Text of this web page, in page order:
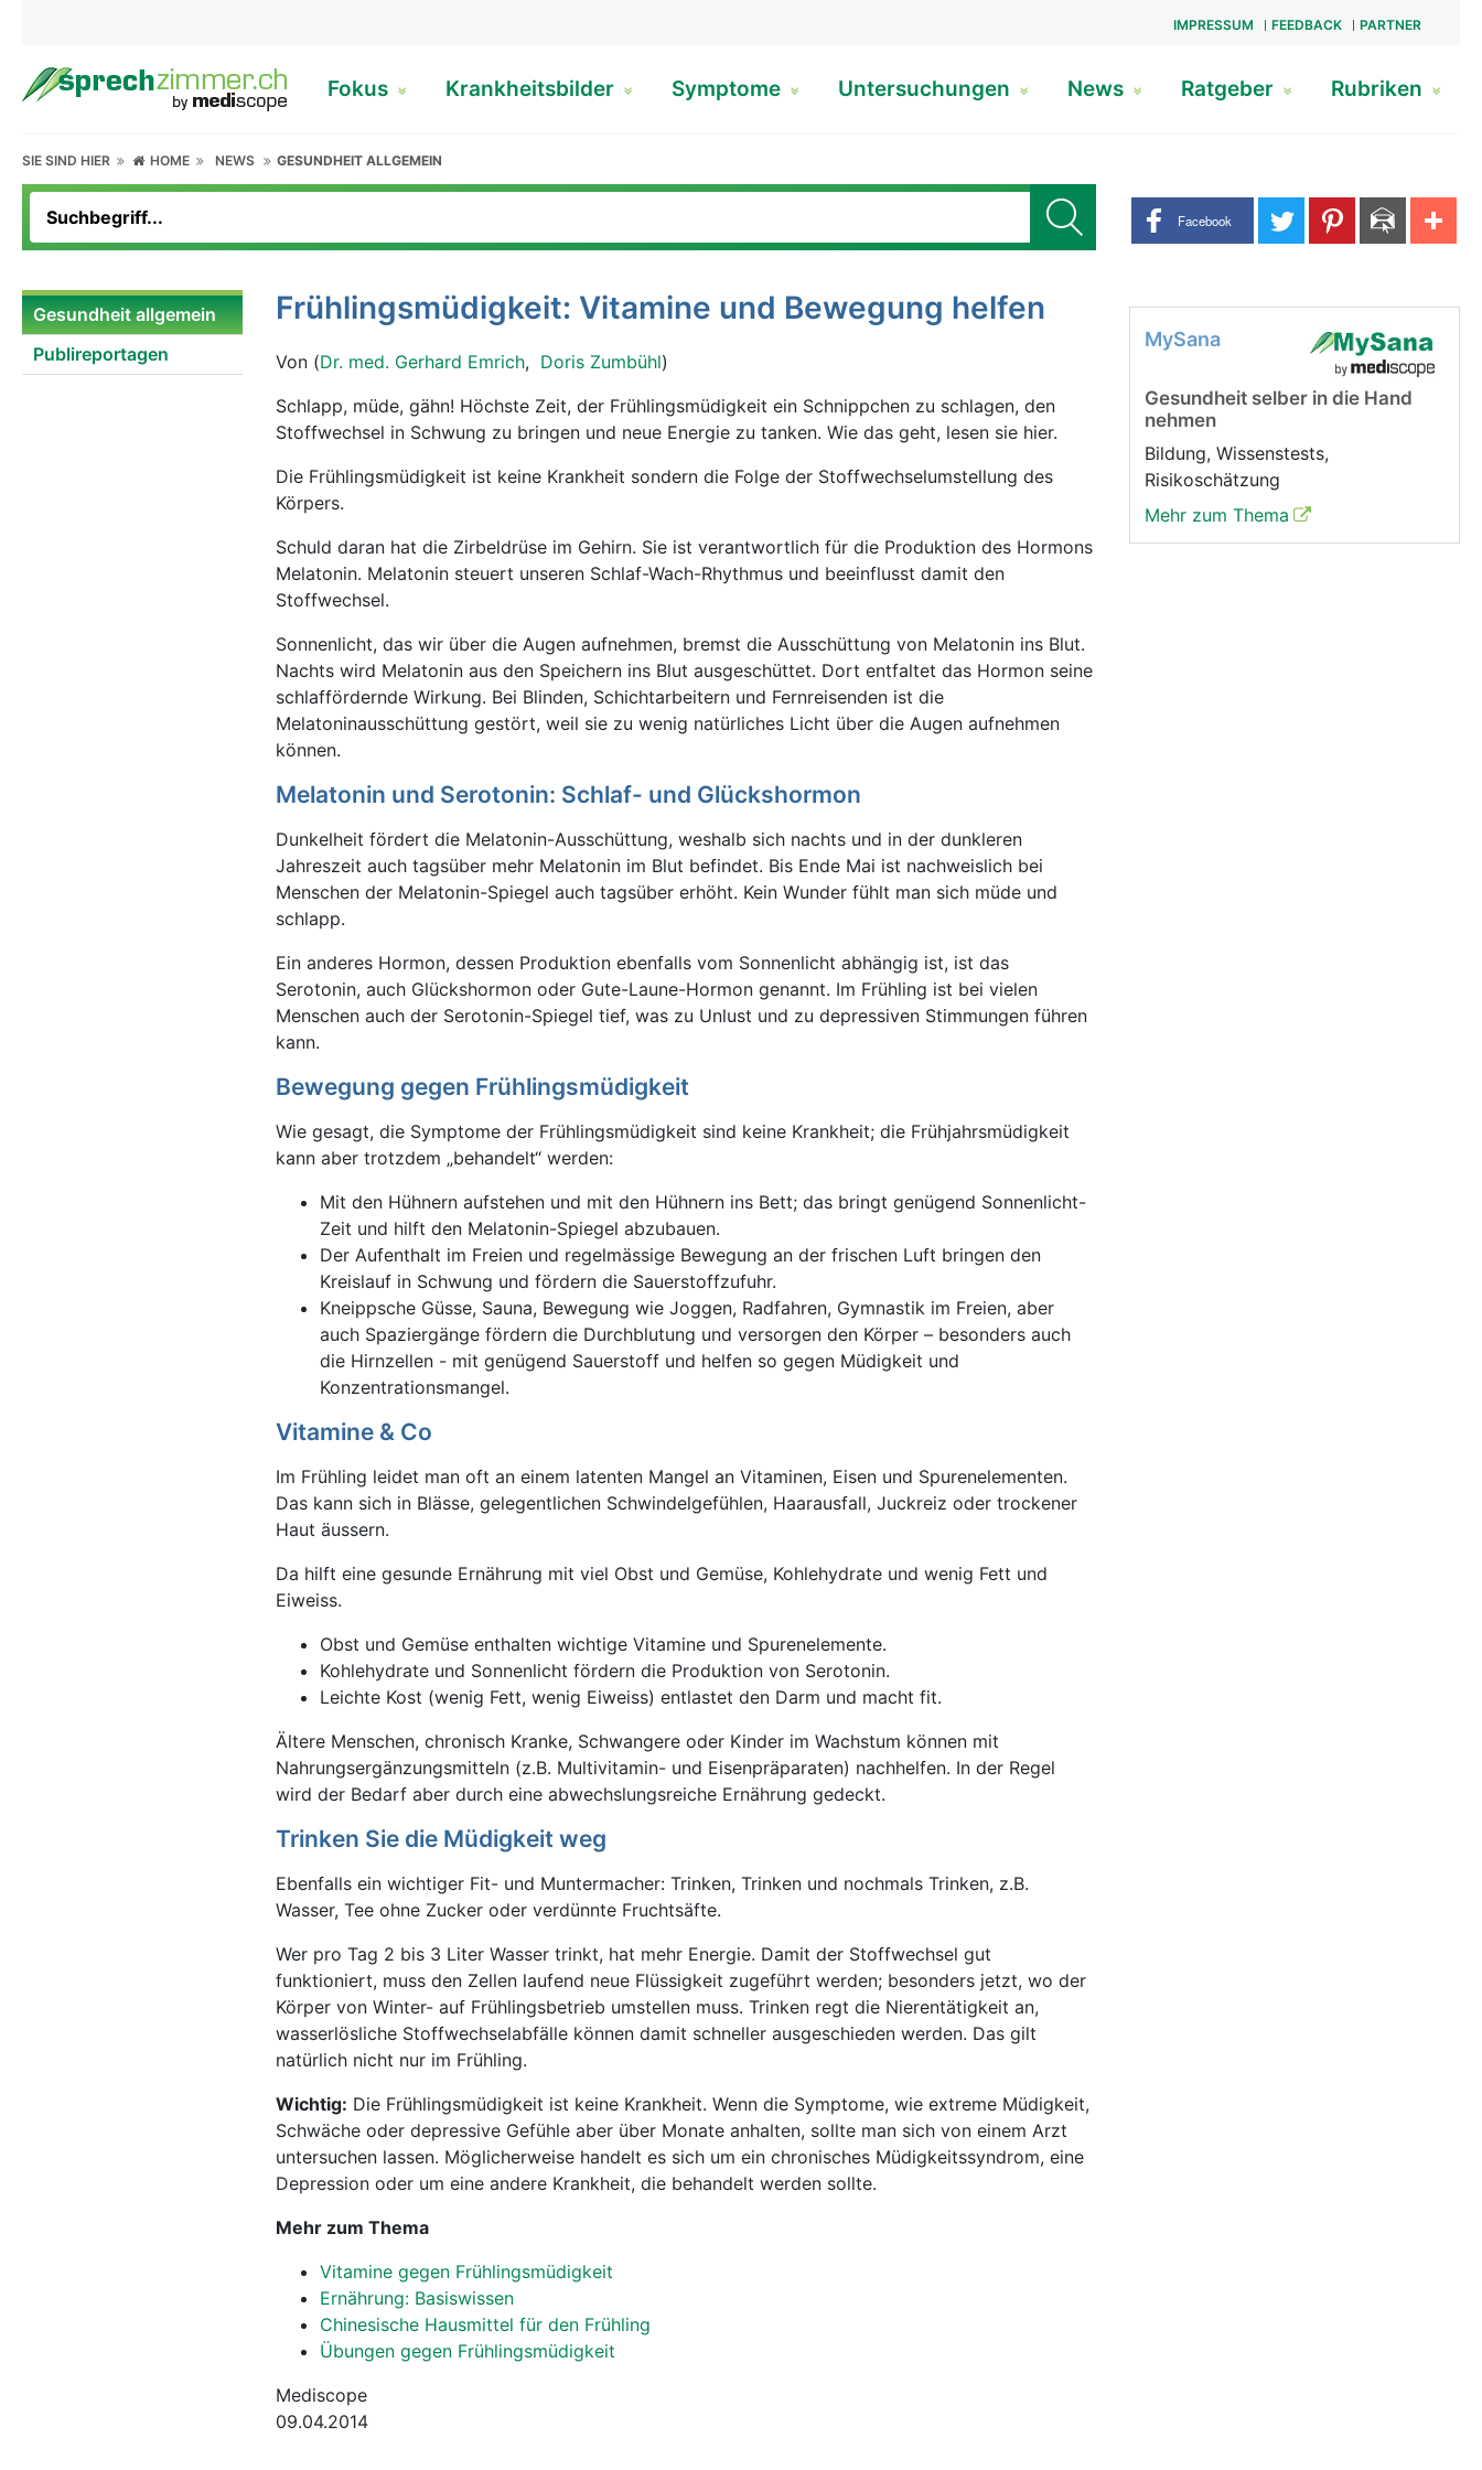
IMPRESSUM FEEDBACK PARTNER
Fokus Krankheitsbilder Symptome Untersuchungen News Ratgeber Rubriken
SIE SIND HIER HOME NEWS GESUNDHEIT ALLGEMEIN
Share buttons
Facebook
Gesundheit allgemein
Publireportagen
Frühlingsmüdigkeit: Vitamine und Bewegung helfen
Von (Dr. med. Gerhard Emrich, Doris Zumbühl)
Schlapp, müde, gähn! Höchste Zeit, der Frühlingsmüdigkeit ein Schnippchen zu schlagen, den
Stoffwechsel in Schwung zu bringen und neue Energie zu tanken. Wie das geht, lesen sie hier.
Die Frühlingsmüdigkeit ist keine Krankheit sondern die Folge der Stoffwechselumstellung des
Körpers.
Schuld daran hat die Zirbeldrüse im Gehirn. Sie ist verantwortlich für die Produktion des Hormons
Melatonin. Melatonin steuert unseren Schlaf-Wach-Rhythmus und beeinflusst damit den
Stoffwechsel.
Sonnenlicht, das wir über die Augen aufnehmen, bremst die Ausschüttung von Melatonin ins Blut.
Nachts wird Melatonin aus den Speichern ins Blut ausgeschüttet. Dort entfaltet das Hormon seine
schlaffördernde Wirkung. Bei Blinden, Schichtarbeitern und Fernreisenden ist die
Melatoninausschüttung gestört, weil sie zu wenig natürliches Licht über die Augen aufnehmen
können.
Melatonin und Serotonin: Schlaf- und Glückshormon
Dunkelheit fördert die Melatonin-Ausschüttung, weshalb sich nachts und in der dunkleren
Jahreszeit auch tagsüber mehr Melatonin im Blut befindet. Bis Ende Mai ist nachweislich bei
Menschen der Melatonin-Spiegel auch tagsüber erhöht. Kein Wunder fühlt man sich müde und
schlapp.
Ein anderes Hormon, dessen Produktion ebenfalls vom Sonnenlicht abhängig ist, ist das
Serotonin, auch Glückshormon oder Gute-Laune-Hormon genannt. Im Frühling ist bei vielen
Menschen auch der Serotonin-Spiegel tief, was zu Unlust und zu depressiven Stimmungen führen
kann.
Bewegung gegen Frühlingsmüdigkeit
Wie gesagt, die Symptome der Frühlingsmüdigkeit sind keine Krankheit; die Frühjahrsmüdigkeit
kann aber trotzdem „behandelt“ werden:
Mit den Hühnern aufstehen und mit den Hühnern ins Bett; das bringt genügend Sonnenlicht-
Zeit und hilft den Melatonin-Spiegel abzubauen.
Der Aufenthalt im Freien und regelmässige Bewegung an der frischen Luft bringen den
Kreislauf in Schwung und fördern die Sauerstoffzufuhr.
Kneippsche Güsse, Sauna, Bewegung wie Joggen, Radfahren, Gymnastik im Freien, aber
auch Spaziergänge fördern die Durchblutung und versorgen den Körper – besonders auch
die Hirnzellen - mit genügend Sauerstoff und helfen so gegen Müdigkeit und
Konzentrationsmangel.
Vitamine & Co
Im Frühling leidet man oft an einem latenten Mangel an Vitaminen, Eisen und Spurenelementen.
Das kann sich in Blässe, gelegentlichen Schwindelgefühlen, Haarausfall, Juckreiz oder trockener
Haut äussern.
Da hilft eine gesunde Ernährung mit viel Obst und Gemüse, Kohlehydrate und wenig Fett und
Eiweiss.
Obst und Gemüse enthalten wichtige Vitamine und Spurenelemente.
Kohlehydrate und Sonnenlicht fördern die Produktion von Serotonin.
Leichte Kost (wenig Fett, wenig Eiweiss) entlastet den Darm und macht fit.
Ältere Menschen, chronisch Kranke, Schwangere oder Kinder im Wachstum können mit
Nahrungsergänzungsmitteln (z.B. Multivitamin- und Eisenpräparaten) nachhelfen. In der Regel
wird der Bedarf aber durch eine abwechslungsreiche Ernährung gedeckt.
Trinken Sie die Müdigkeit weg
Ebenfalls ein wichtiger Fit- und Muntermacher: Trinken, Trinken und nochmals Trinken, z.B.
Wasser, Tee ohne Zucker oder verdünnte Fruchtsäfte.
Wer pro Tag 2 bis 3 Liter Wasser trinkt, hat mehr Energie. Damit der Stoffwechsel gut
funktioniert, muss den Zellen laufend neue Flüssigkeit zugeführt werden; besonders jetzt, wo der
Körper von Winter- auf Frühlingsbetrieb umstellen muss. Trinken regt die Nierentätigkeit an,
wasserlösliche Stoffwechselabfälle können damit schneller ausgeschieden werden. Das gilt
natürlich nicht nur im Frühling.
Wichtig: Die Frühlingsmüdigkeit ist keine Krankheit. Wenn die Symptome, wie extreme Müdigkeit,
Schwäche oder depressive Gefühle aber über Monate anhalten, sollte man sich von einem Arzt
untersuchen lassen. Möglicherweise handelt es sich um ein chronisches Müdigkeitssyndrom, eine
Depression oder um eine andere Krankheit, die behandelt werden sollte.
Mehr zum Thema
Vitamine gegen Frühlingsmüdigkeit
Ernährung: Basiswissen
Chinesische Hausmittel für den Frühling
Übungen gegen Frühlingsmüdigkeit
Mediscope
09.04.2014
MySana
Gesundheit selber in die Hand
nehmen
Bildung, Wissenstests,
Risikoschätzung
Mehr zum Thema